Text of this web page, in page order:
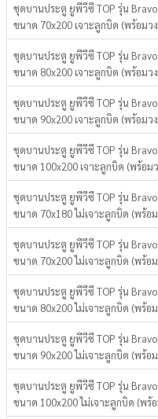
ชุดบานประตู ยูพีวีซี TOP รุ่น
ขนาด 70x200 เจาะลูกบิด (พร้อมว
ชุดบานประตู ยูพีวีซี TOP รุ่น
ขนาด 80x200 เจาะลูกบิด (พร้อมว
ชุดบานประตู ยูพีวีซี TOP รุ่น
ขนาด 90x200 เจาะลูกบิด (พร้อมว
ชุดบานประตู ยูพีวีซี TOP รุ่น
ขนาด 100x200 เจาะลูกบิด (พร้อม
ชุดบานประตู ยูพีวีซี TOP รุ่น
ขนาด 70x180 ไม่เจาะลูกบิด (พร้อ
ชุดบานประตู ยูพีวีซี TOP รุ่น
ขนาด 70x200 ไม่เจาะลูกบิด (พร้อ
ชุดบานประตู ยูพีวีซี TOP รุ่น
ขนาด 80x200 ไม่เจาะลูกบิด (พร้อ
ชุดบานประตู ยูพีวีซี TOP รุ่น
ขนาด 90x200 ไม่เจาะลูกบิด (พร้อ
ชุดบานประตู ยูพีวีซี TOP รุ่น
ขนาด 100x200 ไม่เจาะลูกบิด (พร้